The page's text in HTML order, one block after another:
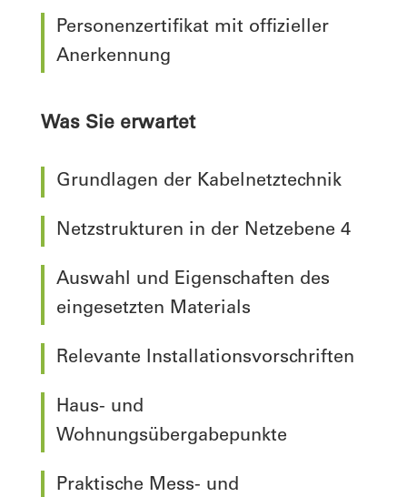
Personenzertifikat mit offizieller
Anerkennung
Was Sie erwartet
Grundlagen der Kabelnetztechnik
Netzstrukturen in der Netzebene 4
Auswahl und Eigenschaften des
eingesetzten Materials
Relevante Installationsvorschriften
Haus- und
Wohnungsübergabepunkte
Praktische Mess- und